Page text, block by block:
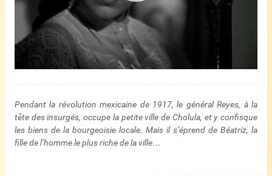
Pendant la révolution mexicaine de 1917, le général Reyes, à la
tête des insurgés, occupe la petite ville de Cholula, et y confisque
les biens de la bourgeoisie locale. Mais il s’éprend de Béatriz, la
fille de l’homme le plus riche de la ville…